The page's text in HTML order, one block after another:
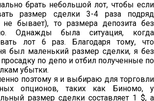
брать небольшой лот, чтобы если
размер сделки 3-4 раза подряд
бывает), то размера депозита без
Однажды была ситуация, когда
лот 6 раз. Благодаря тому, что
был маленький размер сделки, я без
по депо и отбил полученные по
убытки.
поэтому я и выбираю для торговли
опционов, таких как Биномо, у
размер сделки составляет 1 $, а